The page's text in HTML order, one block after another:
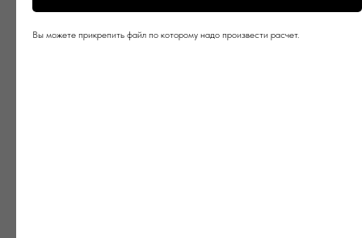
Вы можете прикрепить файл по которому надо произвести расчет.